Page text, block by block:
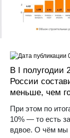
В I полугодии
России
меньше, чем
При этом по
10% — то есть
вдвое. О чём мы